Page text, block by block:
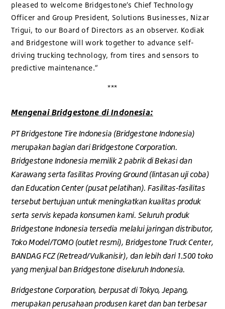
pleased to welcome Bridgestone’s Chief Technology
Officer and Group President, Solutions Businesses, Nizar
Trigui, to our Board of Directors as an observer. Kodiak
and Bridgestone will work together to advance self-
driving trucking technology, from tires and sensors to
predictive maintenance.”
***
Mengenai Bridgestone di Indonesia:
PT Bridgestone Tire Indonesia (Bridgestone Indonesia)
merupakan bagian dari Bridgestone Corporation.
Bridgestone Indonesia memilik 2 pabrik di Bekasi dan
Karawang serta fasilitas Proving Ground (lintasan uji coba)
dan Education Center (pusat pelatihan). Fasilitas-fasilitas
tersebut bertujuan untuk meningkatkan kualitas produk
serta servis kepada konsumen kami. Seluruh produk
Bridgestone Indonesia tersedia melalui jaringan distributor,
Toko Model/TOMO (outlet resmi), Bridgestone Truck Center,
BANDAG FCZ (Retread/Vulkanisir), dan lebih dari 1.500 toko
yang menjual ban Bridgestone diseluruh Indonesia.
Bridgestone Corporation, berpusat di Tokyo, Jepang,
merupakan perusahaan produsen karet dan ban terbesar